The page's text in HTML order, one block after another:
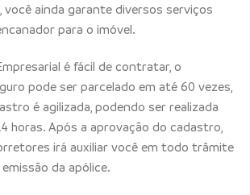
você ainda garante diversos serviços
para o imóvel.
é fácil de contratar, o
pode ser parcelado em até 60 vezes,
é agilizada, podendo ser realizada
horas. Após a aprovação do cadastro,
irá auxiliar você em todo trâmite
da apólice.